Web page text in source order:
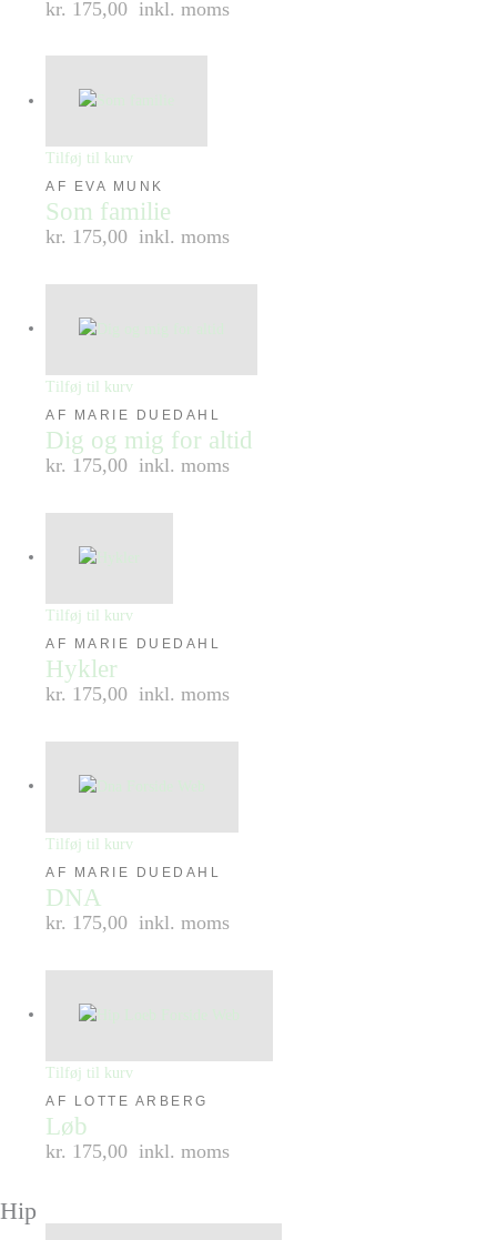
kr. 175,00 inkl. moms
Tilføj til kurv
AF EVA MUNK
Som familie
kr. 175,00 inkl. moms
Tilføj til kurv
AF MARIE DUEDAHL
Dig og mig for altid
kr. 175,00 inkl. moms
Tilføj til kurv
AF MARIE DUEDAHL
Hykler
kr. 175,00 inkl. moms
Tilføj til kurv
AF MARIE DUEDAHL
DNA
kr. 175,00 inkl. moms
Tilføj til kurv
AF LOTTE ARBERG
Løb
kr. 175,00 inkl. moms
Hip